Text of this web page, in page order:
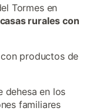
Tormes en
casas rurales con
productos de
dehesa en los
familiares